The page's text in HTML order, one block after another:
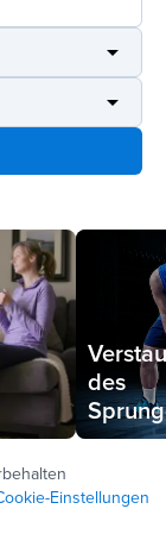
arrow_drop_down
arrow_drop_down
des
Einstellungen